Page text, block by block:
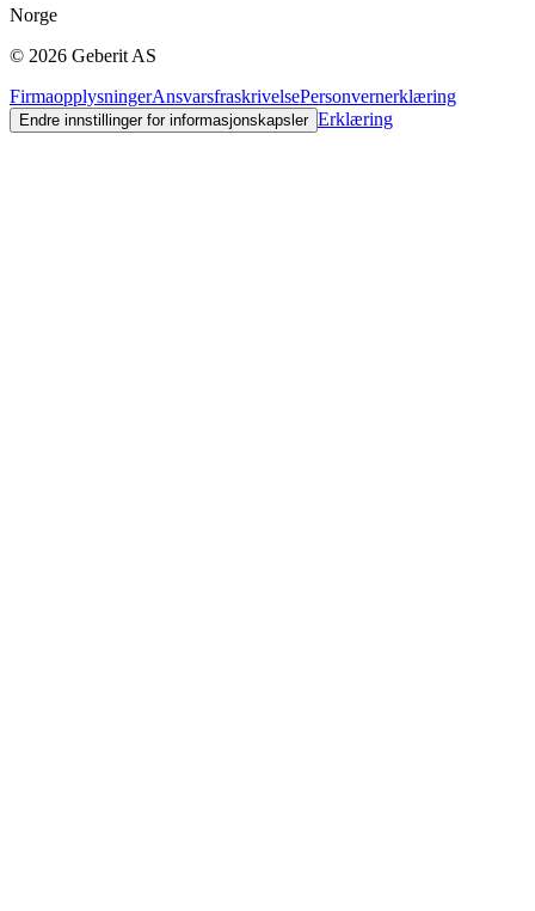
Norge
© 2026 Geberit AS
FirmaopplysningerAnsvarsfraskrivelsePersonvernerklæring
Endre innstillinger for informasjonskapsler Erklæring